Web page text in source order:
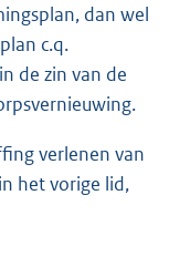
dan wel
c.q.
de zin van de
verlenen van
het vorige lid,